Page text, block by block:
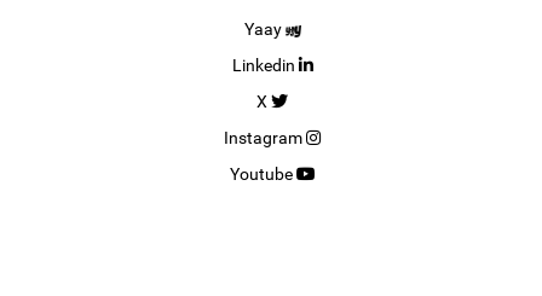
Yaay
Linkedin
X
Instagram
Youtube